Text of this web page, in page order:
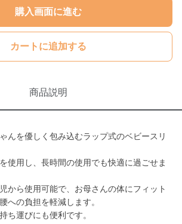
購入画面に進む
カートに追加する
商品説明
んを優しく包み込むラップ式のベビースリ
使用し、長時間の使用でも快適に過ごせま
から使用可能で、お母さんの体にフィット
への負担を軽減します。
ち運びにも便利です。